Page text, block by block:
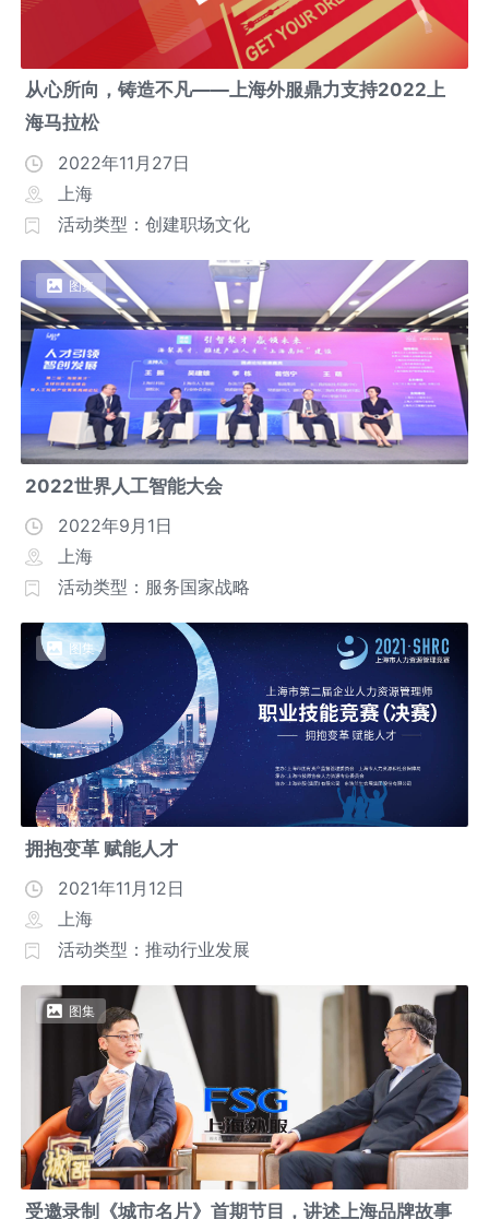
从心所向，铸造不凡——上海外服鼎力支持2022上
海马拉松
2022年11月27日
上海
活动类型：创建职场文化
图集
2022世界人工智能大会
2022年9月1日
上海
活动类型：服务国家战略
图集
拥抱变革 赋能人才
2021年11月12日
上海
活动类型：推动行业发展
图集
受邀录制《城市名片》首期节目，讲述上海品牌故事